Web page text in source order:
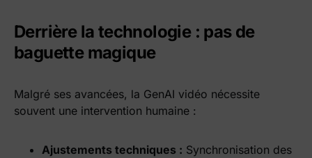
Derrière la technologie : pas de
baguette magique
Malgré ses avancées, la GenAI vidéo nécessite
souvent une intervention humaine :
Ajustements techniques : Synchronisation des